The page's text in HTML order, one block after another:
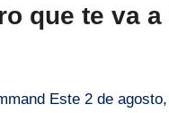
que te va
Este 2 de